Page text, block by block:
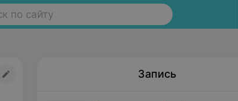
по сайту
Запись